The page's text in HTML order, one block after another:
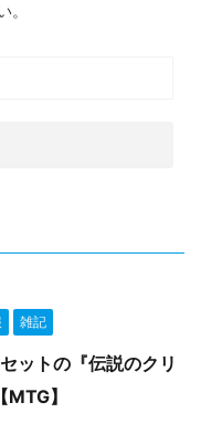
。
雑記
ットの『伝説のクリ
】